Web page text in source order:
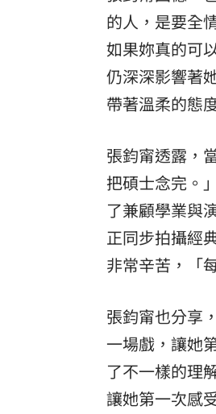
的人，是要全
如果妳真的可
仍深深影響著
帶著溫柔的態
張鈞甯透露，
把碩士念完。
了兼顧學業與
正同步拍攝經
非常辛苦，「
張鈞甯也分享
一場戲，讓她
了不一樣的理
讓她第一次感